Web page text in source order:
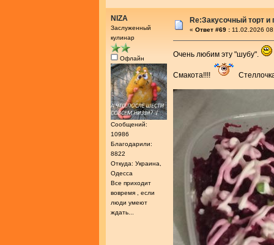
NIZA
Заслуженный
кулинар
Офлайн
Сообщений:
10986
Благодарили:
8822
Откуда: Украина,
Одесса
Все приходит
вовремя , если
люди умеют
ждать...
Re:Закусочный торт
« Ответ #69 : 11.02.2026
Очень любим эту "шубу".
Смакота!!!!